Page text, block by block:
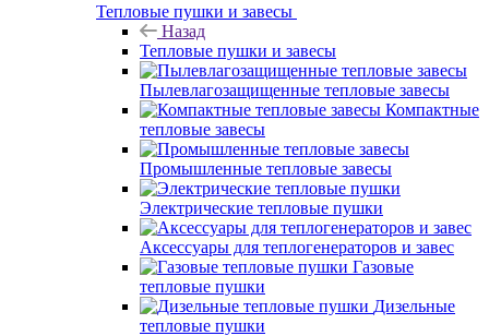
Тепловые пушки и завесы
Назад
Тепловые пушки и завесы
Пылевлагозащищенные тепловые завесы
Компактные
тепловые завесы
Промышленные тепловые завесы
Электрические тепловые пушки
Аксессуары для теплогенераторов и завес
Газовые
тепловые пушки
Дизельные
тепловые пушки